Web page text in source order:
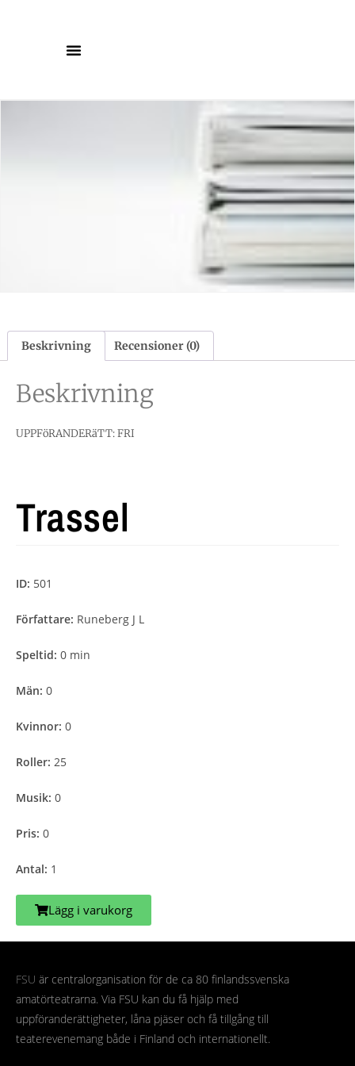
Beskrivning Recensioner (0)
Beskrivning
UPPFöRANDERäTT: FRI
Trassel
ID: 501
Författare: Runeberg J L
Speltid: 0 min
Män: 0
Kvinnor: 0
Roller: 25
Musik: 0
Pris: 0
Antal: 1
Lägg i varukorg
FSU är centralorganisation för de ca 80 finlandssvenska
amatörteatrarna. Via FSU kan du få hjälp med
uppföranderättigheter, låna pjäser och få tillgång till
teaterevenemang både i Finland och internationellt.